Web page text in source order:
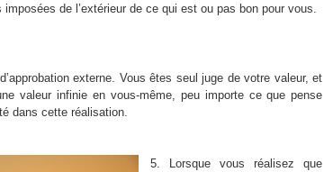
de l’extérieur de ce qui est ou pas bon pour vous.
externe. Vous êtes seul juge de votre valeur, et
valeur infinie en vous-même, peu importe ce que pense
dans cette réalisation.
5. Lorsque vous réalisez que